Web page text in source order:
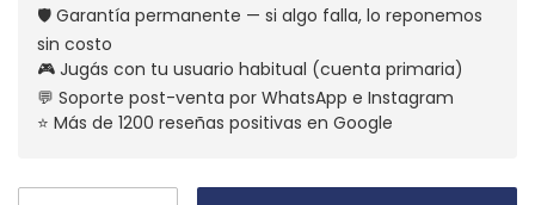
🛡️ Garantía permanente — si algo falla, lo reponemos
sin costo
🎮 Jugás con tu usuario habitual (cuenta primaria)
💬 Soporte post-venta por WhatsApp e Instagram
⭐ Más de 1200 reseñas positivas en Google